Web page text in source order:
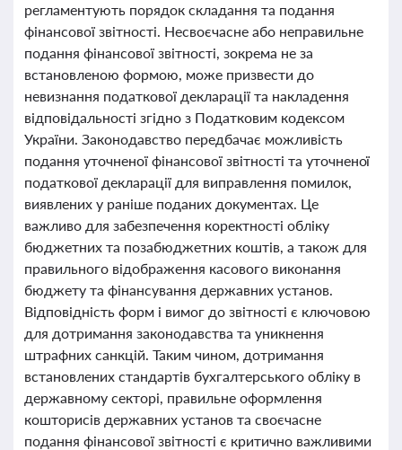
регламентують порядок складання та подання
фінансової звітності. Несвоєчасне або неправильне
подання фінансової звітності, зокрема не за
встановленою формою, може призвести до
невизнання податкової декларації та накладення
відповідальності згідно з Податковим кодексом
України. Законодавство передбачає можливість
подання уточненої фінансової звітності та уточненої
податкової декларації для виправлення помилок,
виявлених у раніше поданих документах. Це
важливо для забезпечення коректності обліку
бюджетних та позабюджетних коштів, а також для
правильного відображення касового виконання
бюджету та фінансування державних установ.
Відповідність форм і вимог до звітності є ключовою
для дотримання законодавства та уникнення
штрафних санкцій. Таким чином, дотримання
встановлених стандартів бухгалтерського обліку в
державному секторі, правильне оформлення
кошторисів державних установ та своєчасне
подання фінансової звітності є критично важливими